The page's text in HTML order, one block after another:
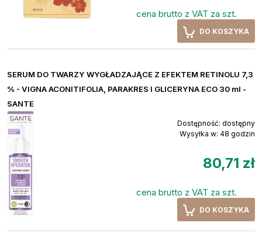
cena brutto z VAT za szt.
DO KOSZYKA
SERUM DO TWARZY WYGŁADZAJĄCE Z EFEKTEM RETINOLU 7,3
% - VIGNA ACONITIFOLIA, PARAKRES I GLICERYNA ECO 30 ml -
SANTE
Dostępność: dostępny
Wysyłka w: 48 godzin
80,71 zł
cena brutto z VAT za szt.
DO KOSZYKA